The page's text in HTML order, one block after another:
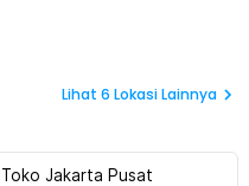
Lihat 6 Lokasi Lainnya
Toko Jakarta Pusat